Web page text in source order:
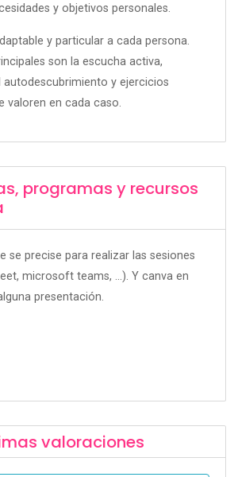
y objetivos personales.
y particular a cada persona.
son la escucha activa,
autodescubrimiento y ejercicios
valoren en cada caso.
programas y recursos
se precise para realizar las sesiones
microsoft teams, ...). Y canva en
presentación.
valoraciones